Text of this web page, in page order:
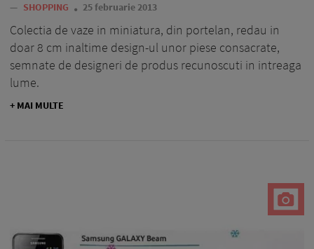
— SHOPPING 25 februarie 2013
Colectia de vaze in miniatura, din portelan, redau in
doar 8 cm inaltime design-ul unor piese consacrate,
semnate de designeri de produs recunoscuti in intreaga
lume.
+ MAI MULTE